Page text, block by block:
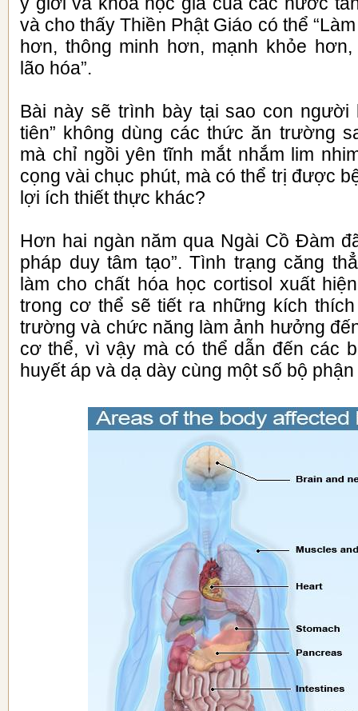
và cho thấy Thiền Phật Giáo có thể
hơn, thông minh hơn, mạnh khỏe
lão hóa”.
Bài này sẽ trình bày tại sao con người
tiên” không dùng các thức ăn trường
mà chỉ ngồi yên tĩnh mắt nhắm lim
cọng vài chục phút, mà có thể trị được
lợi ích thiết thực khác?
Hơn hai ngàn năm qua Ngài Cồ Đàm
pháp duy tâm tạo”. Tình trạng căng
làm cho chất hóa học cortisol xuất
trong cơ thể sẽ tiết ra những kích
trường và chức năng làm ảnh hưởng
cơ thể, vì vậy mà có thể dẫn đến các
huyết áp và dạ dày cùng một số bộ